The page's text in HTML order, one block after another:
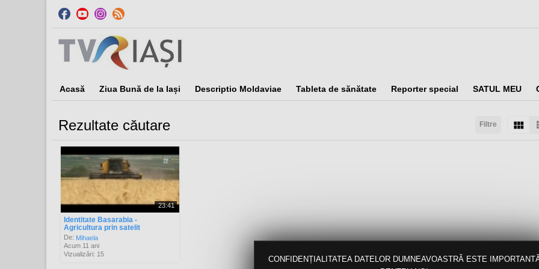
CONFIDENȚIALITATEA DATELOR DUMNEAVOASTRĂ ESTE
Acasă Ziua Bună de la Iași Descriptio Moldaviae Tableta de sănătate Reporter special SATUL MEU
Filtre
Rezultate căutare
23:41
Identitate Basarabia -
Agricultura prin satelit
De: Mihaela
Acum 11 ani
Vizualizări: 15